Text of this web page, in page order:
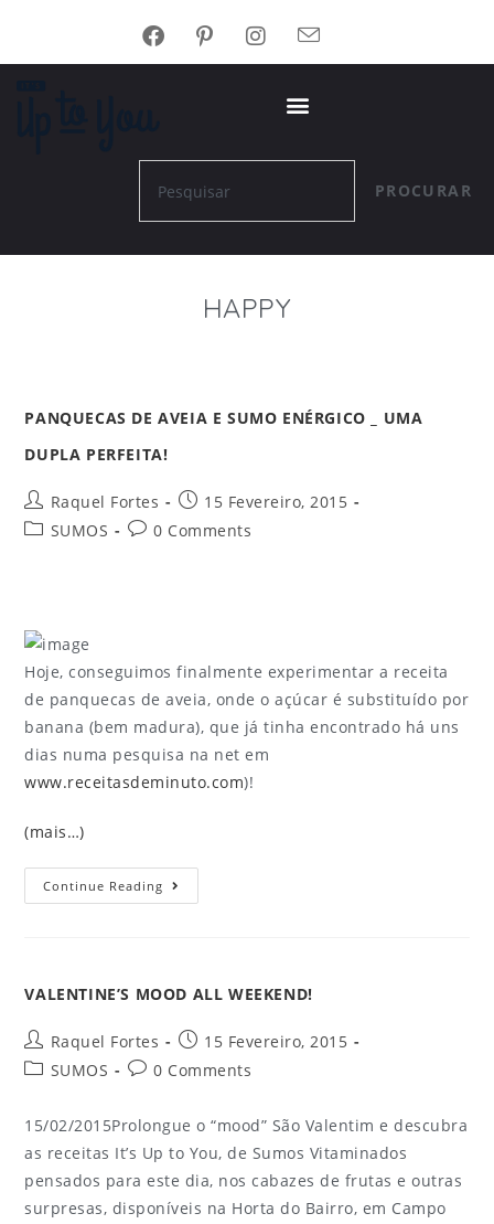
PROCURAR
HAPPY
PANQUECAS DE AVEIA E SUMO ENÉRGICO _ UMA
DUPLA PERFEITA!
Raquel Fortes
15 Fevereiro, 2015
SUMOS
0 Comments
Hoje, conseguimos finalmente experimentar a receita
de panquecas de aveia, onde o açúcar é substituído por
banana (bem madura), que já tinha encontrado há uns
dias numa pesquisa na net em
www.receitasdeminuto.com)!
(mais…)
Continue Reading
VALENTINE’S MOOD ALL WEEKEND!
Raquel Fortes
15 Fevereiro, 2015
SUMOS
0 Comments
15/02/2015Prolongue o “mood” São Valentim e descubra
as receitas It’s Up to You, de Sumos Vitaminados
pensados para este dia, nos cabazes de frutas e outras
surpresas, disponíveis na Horta do Bairro, em Campo